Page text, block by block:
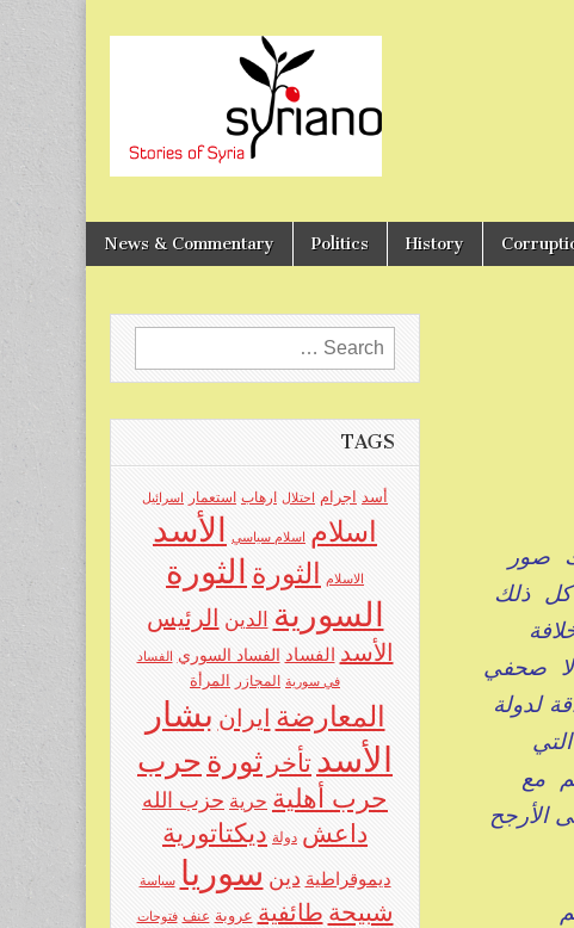
syriano History
Politics
News & Commentary
صور
ذلك
صحفي
لدولة
مع
الأرجح
Search
for:
TAGS
أسد اجرام احتلال ارهاب استعمار اسرائيل
اسلام اسلام سياسي الأسد
الاسلام الثورة الثورة
السورية
الدين
الرئيس
الأسد
الفساد الفساد السوري الفساد
في سورية
المجازر المرأة
المعارضة ايران بشار
الأسد تأخر ثورة حرب
حرب أهلية حرية حزب الله
داعش دولة ديكتاتورية
ديموقراطية دين سوريا سياسة
شبيحة طائفية عروبة عنف فتوحات